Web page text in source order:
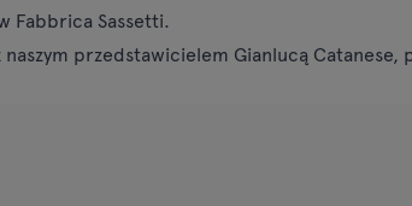
Fabbrica Sassetti.
przedstawicielem Gianlucą